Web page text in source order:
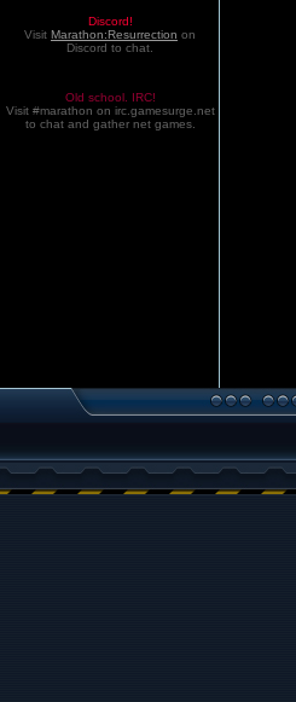
Discord!
Visit Marathon:Resurrection on
Discord to chat.
Old school. IRC!
Visit #marathon on irc.gamesurge.net
to chat and gather net games.